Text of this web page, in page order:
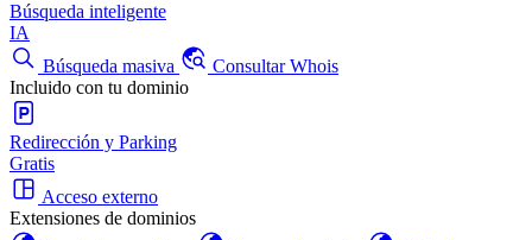
Búsqueda inteligente
IA
Búsqueda masiva
Consultar Whois
Incluido con tu dominio
Redirección y Parking
Gratis
Acceso externo
Extensiones de dominios